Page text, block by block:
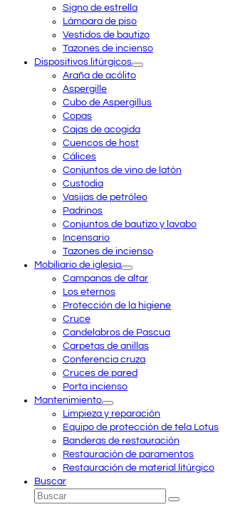
Signo de estrella
Lámpara de piso
Vestidos de bautizo
Tazones de incienso
Dispositivos litúrgicos
Araña de acólito
Aspergille
Cubo de Aspergillus
Copas
Cajas de acogida
Cuencos de host
Cálices
Conjuntos de vino de latón
Custodia
Vasijas de petróleo
Padrinos
Conjuntos de bautizo y lavabo
Incensario
Tazones de incienso
Mobiliario de iglesia
Campanas de altar
Los eternos
Protección de la higiene
Cruce
Candelabros de Pascua
Carpetas de anillas
Conferencia cruza
Cruces de pared
Porta incienso
Mantenimiento
Limpieza y reparación
Equipo de protección de tela Lotus
Banderas de restauración
Restauración de paramentos
Restauración de material litúrgico
Buscar
Buscar
Enviar